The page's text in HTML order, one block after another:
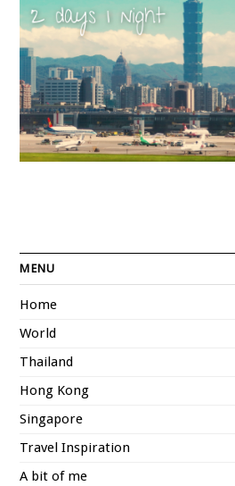
MENU
Home
World
Thailand
Hong Kong
Singapore
Travel Inspiration
A bit of me